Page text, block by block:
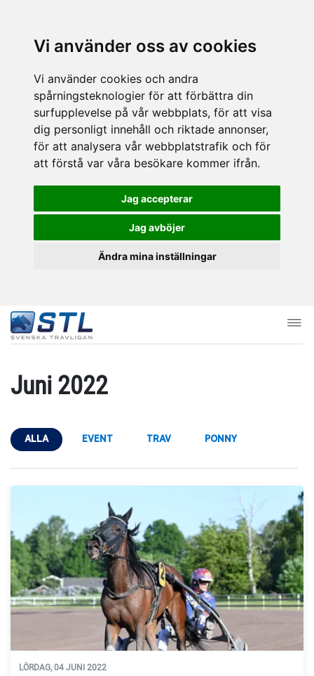
Vi använder oss av cookies
Vi använder cookies och andra
spårningsteknologier för att förbättra din
surfupplevelse på vår webbplats, för att visa
dig personligt innehåll och riktade annonser,
för att analysera vår webbplatstrafik och för
att förstå var våra besökare kommer ifrån.
Jag accepterar
Jag avböjer
Ändra mina inställningar
Juni 2022
ALLA EVENT TRAV PONNY
LÖRDAG, 04 JUNI 2022